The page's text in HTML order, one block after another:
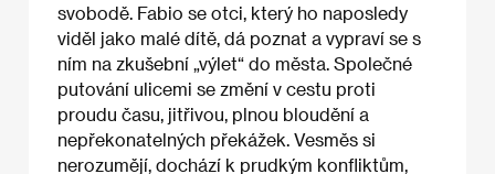
svobodě. Fabio se otci, který ho naposledy
viděl jako malé dítě, dá poznat a vypraví se s
ním na zkušební „výlet“ do města. Společné
putování ulicemi se změní v cestu proti
proudu času, jitřivou, plnou bloudění a
nepřekonatelných překážek. Vesměs si
nerozumějí, dochází k prudkým konfliktům,